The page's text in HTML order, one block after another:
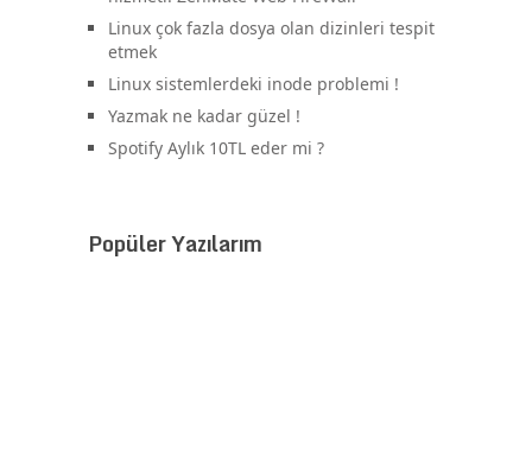
Linux çok fazla dosya olan dizinleri tespit
etmek
Linux sistemlerdeki inode problemi !
Yazmak ne kadar güzel !
Spotify Aylık 10TL eder mi ?
Popüler Yazılarım